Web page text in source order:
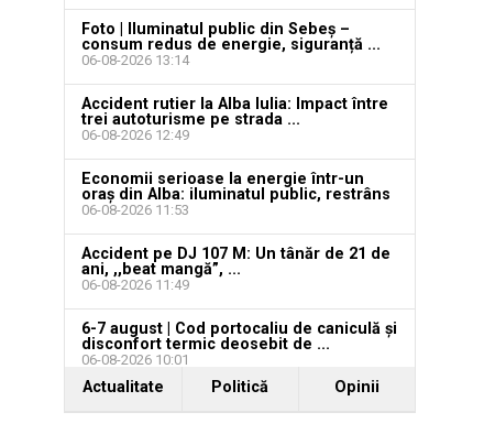
Foto | Iluminatul public din Sebeș –
consum redus de energie, siguranță ...
06-08-2026 13:14
Accident rutier la Alba Iulia: Impact între
trei autoturisme pe strada ...
06-08-2026 12:49
Economii serioase la energie într-un
oraș din Alba: iluminatul public, restrâns
06-08-2026 11:53
Accident pe DJ 107 M: Un tânăr de 21 de
ani, ,,beat mangă”, ...
06-08-2026 11:49
6-7 august | Cod portocaliu de caniculă și
disconfort termic deosebit de ...
06-08-2026 10:01
Actualitate Politică Opinii